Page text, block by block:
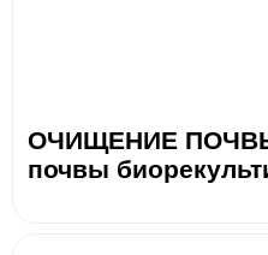
ОЧИЩЕНИЕ
почвы